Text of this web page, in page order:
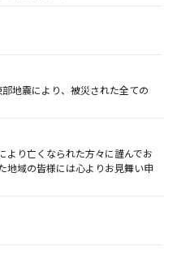
地震により、被災された全ての
より亡くなられた方々に謹んでお
地域の皆様には心よりお見舞い申